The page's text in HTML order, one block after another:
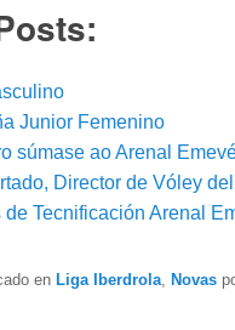
Junior Femenino
súmase ao Arenal
Director de Vóley
de Tecnificación Arenal
en Liga Iberdrola, Novas